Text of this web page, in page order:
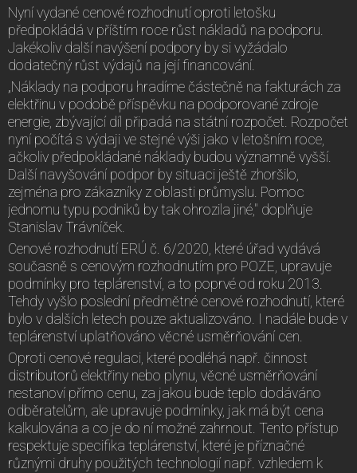
Nyní vydané cenové rozhodnutí oproti letošku
předpokládá v příštím roce růst nákladů na podporu.
Jakékoliv další navýšení podpory by si vyžádalo
dodatečný růst výdajů na její financování.
„Náklady na podporu hradíme částečně na fakturách za
elektřinu v podobě příspěvku na podporované zdroje
energie, zbývající díl připadá na státní rozpočet. Rozpočet
nyní počítá s výdaji ve stejné výši jako v letošním roce,
ačkoliv předpokládané náklady budou významně vyšší.
Další navyšování podpor by situaci ještě zhoršilo,
zejména pro zákazníky z oblasti průmyslu. Pomoc
jednomu typu podniků by tak ohrozila jiné," doplňuje
Stanislav Trávníček.
Cenové rozhodnutí ERÚ č. 6/2020, které úřad vydává
současně s cenovým rozhodnutím pro POZE, upravuje
podmínky pro teplárenství, a to poprvé od roku 2013.
Tehdy vyšlo poslední předmětné cenové rozhodnutí, které
bylo v dalších letech pouze aktualizováno. I nadále bude v
teplárenství uplatňováno věcné usměrňování cen.
Oproti cenové regulaci, které podléhá např. činnost
distributorů elektřiny nebo plynu, věcné usměrňování
nestanoví přímo cenu, za jakou bude teplo dodáváno
odběratelům, ale upravuje podmínky, jak má být cena
kalkulována a co je do ní možné zahrnout. Tento přístup
respektuje specifika teplárenství, které je příznačné
různými druhy použitých technologií např. vzhledem k